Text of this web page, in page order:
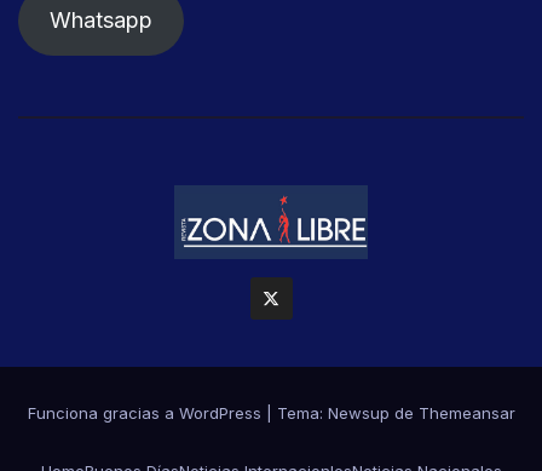
Whatsapp
Funciona gracias a WordPress Tema: Newsup de Themeansar